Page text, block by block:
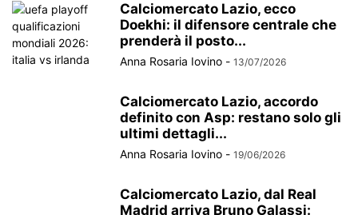
Calciomercato Lazio, ecco
Doekhi: il difensore centrale che
prenderà il posto...
Anna Rosaria Iovino - 13/07/2026
Calciomercato Lazio, accordo
definito con Asp: restano solo gli
ultimi dettagli...
Anna Rosaria Iovino - 19/06/2026
Calciomercato Lazio, dal Real
Madrid arriva Bruno Galassi: